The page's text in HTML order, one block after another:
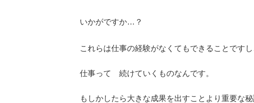
いかがですか…？
これらは仕事の経験がなくてもできることです
仕事って 続けていくものなんです。
もしかしたら大きな成果を出すことより重要な秘